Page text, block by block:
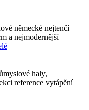
německé nejtenčí
a nejmodernější
haly,
reference vytápění